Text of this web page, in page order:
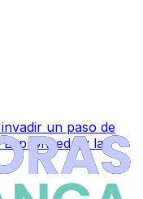
un paso de
y la